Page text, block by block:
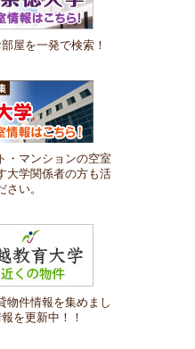
屋を一発で検索！
・マンションの空室
大学関係者の方も活
さい。
物件情報を集めまし
を更新中！！